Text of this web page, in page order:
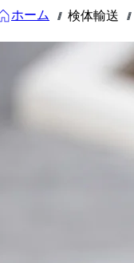
ホーム /// 検体輸送 ///